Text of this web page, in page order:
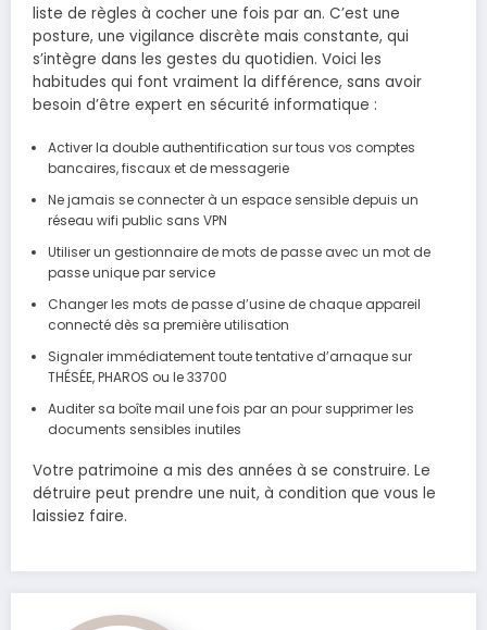
liste de règles à cocher une fois par an. C’est une
posture, une vigilance discrète mais constante, qui
s’intègre dans les gestes du quotidien. Voici les
habitudes qui font vraiment la différence, sans avoir
besoin d’être expert en sécurité informatique :
Activer la double authentification sur tous vos comptes
bancaires, fiscaux et de messagerie
Ne jamais se connecter à un espace sensible depuis un
réseau wifi public sans VPN
Utiliser un gestionnaire de mots de passe avec un mot de
passe unique par service
Changer les mots de passe d’usine de chaque appareil
connecté dès sa première utilisation
Signaler immédiatement toute tentative d’arnaque sur
THÉSÉE, PHAROS ou le 33700
Auditer sa boîte mail une fois par an pour supprimer les
documents sensibles inutiles
Votre patrimoine a mis des années à se construire. Le
détruire peut prendre une nuit, à condition que vous le
laissiez faire.